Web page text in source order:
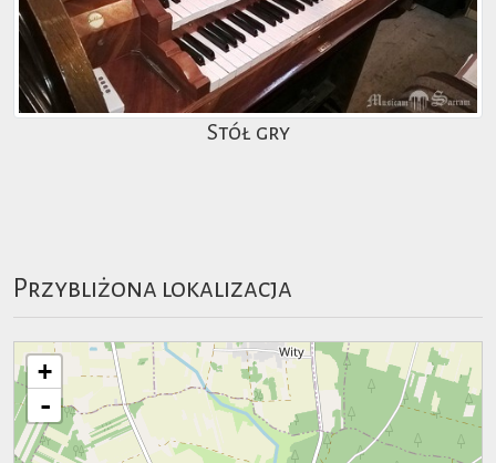
Stół gry
Przybliżona lokalizacja
+
-